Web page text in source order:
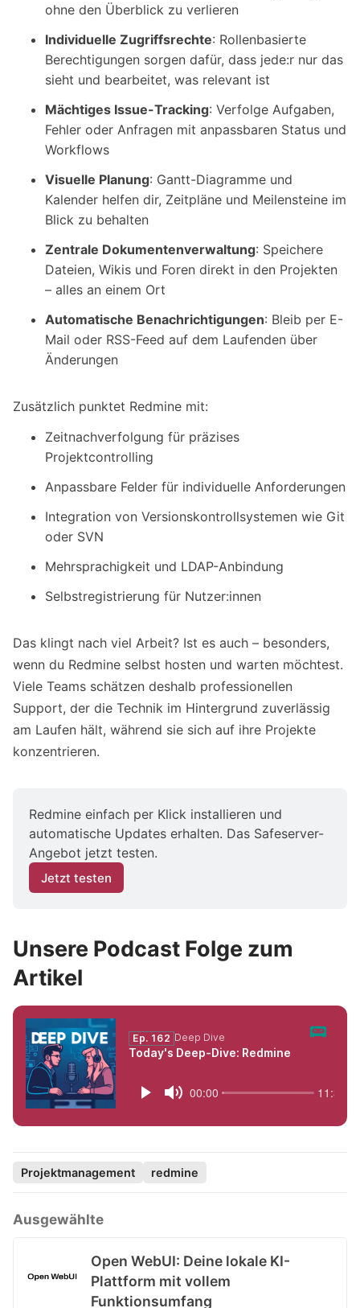
ohne den Überblick zu verlieren
Individuelle Zugriffsrechte: Rollenbasierte
Berechtigungen sorgen dafür, dass jede:r nur das
sieht und bearbeitet, was relevant ist
Mächtiges Issue-Tracking: Verfolge Aufgaben,
Fehler oder Anfragen mit anpassbaren Status und
Workflows
Visuelle Planung: Gantt-Diagramme und
Kalender helfen dir, Zeitpläne und Meilensteine im
Blick zu behalten
Zentrale Dokumentenverwaltung: Speichere
Dateien, Wikis und Foren direkt in den Projekten
– alles an einem Ort
Automatische Benachrichtigungen: Bleib per E-
Mail oder RSS-Feed auf dem Laufenden über
Änderungen
Zusätzlich punktet Redmine mit:
Zeitnachverfolgung für präzises
Projektcontrolling
Anpassbare Felder für individuelle Anforderungen
Integration von Versionskontrollsystemen wie Git
oder SVN
Mehrsprachigkeit und LDAP-Anbindung
Selbstregistrierung für Nutzer:innen
Das klingt nach viel Arbeit? Ist es auch – besonders,
wenn du Redmine selbst hosten und warten möchtest.
Viele Teams schätzen deshalb professionellen
Support, der die Technik im Hintergrund zuverlässig
am Laufen hält, während sie sich auf ihre Projekte
konzentrieren.
Redmine einfach per Klick installieren und
automatische Updates erhalten. Das Safeserver-
Angebot jetzt testen.
Jetzt testen
Unsere Podcast Folge zum
Artikel
Projektmanagement redmine
Ausgewählte
Open WebUI: Deine lokale KI-
Plattform mit vollem
Funktionsumfang